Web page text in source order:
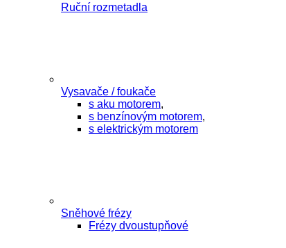
Ruční rozmetadla
Vysavače / foukače
s aku motorem,
s benzínovým motorem,
s elektrickým motorem
Sněhové frézy
Frézy dvoustupňové